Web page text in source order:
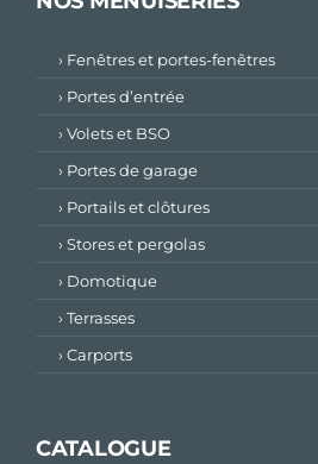
› Fenêtres et portes-fenêtres
› Portes d’entrée
› Volets et BSO
› Portes de garage
› Portails et clôtures
› Stores et pergolas
› Domotique
› Terrasses
› Carports
CATALOGUE